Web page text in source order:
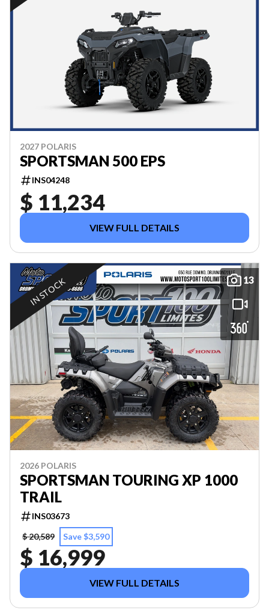
2027 POLARIS
SPORTSMAN 500 EPS
INS04248
$ 11,234
VIEW FULL DETAILS
13
IN STOCK
2026 POLARIS
SPORTSMAN TOURING XP 1000
TRAIL
INS03673
$ 20,589
Save $3,590
$ 16,999
VIEW FULL DETAILS